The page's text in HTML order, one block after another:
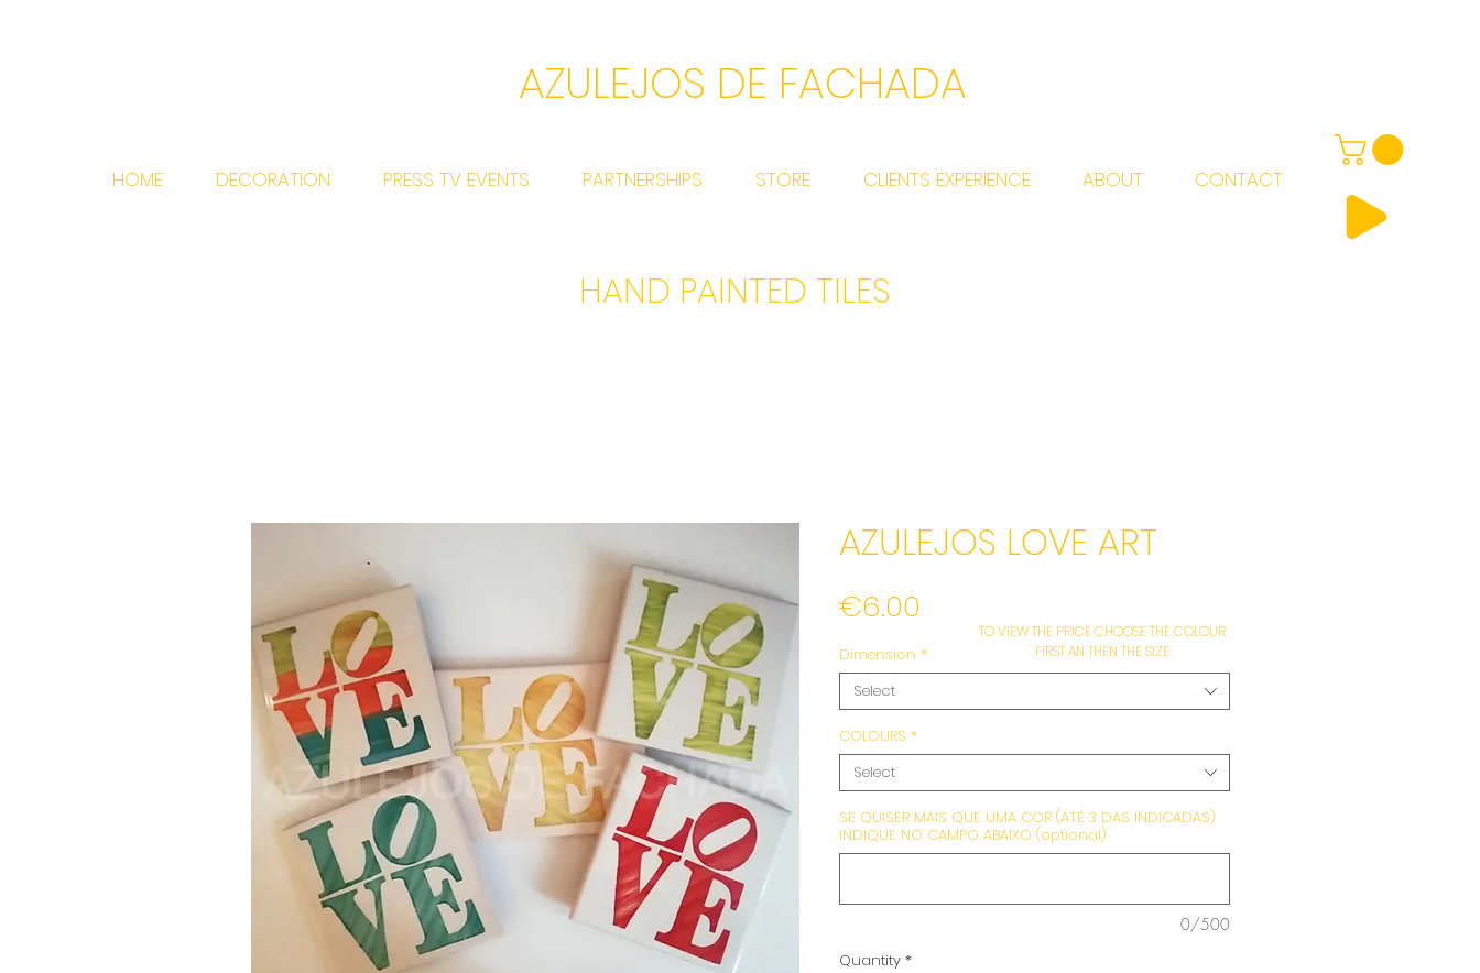
AZULEJOS DE FACHADA
HOME DECORATION PRESS TV EVENTS PARTNERSHIPS STORE CLIENTS EXPERIENCE ABOUT CONTACT
HAND PAINTED TILES
AZULEJOS LOVE ART
€6.00
Dimension *
Select
COLOURS *
Select
SE QUISER MAIS QUE UMA COR (ATÉ 3 DAS INDICADAS)
INDIQUE NO CAMPO ABAIXO (optional)
0/500
Quantity *
TO VIEW THE PRICE CHOOSE THE COLOUR
FIRST AN THEN THE SIZE